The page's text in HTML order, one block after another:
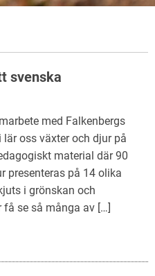
svenska
med Falkenbergs
oss växter och djur på
material där 90
presenteras på 14 olika
i grönskan och
se så många av […]